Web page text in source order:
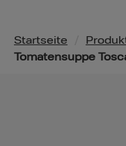
Pfadnavigation
Startseite
Tomatensuppe